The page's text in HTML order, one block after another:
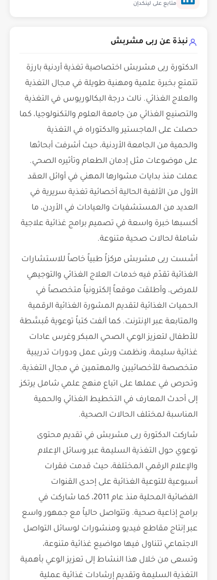
متابع على لينكدإن
نبذة عن ربى مشربش
الدكتورة ربى مشربش اختصاصية تغذية أردنية بارزة
تتمتع بخبرة علمية ومهنية طويلة في مجال التغذية
والعلاج الغذائي. نالت درجة البكالوريوس في التغذية
والتصنيع الغذائي من جامعة العلوم والتكنولوجيا، كما
حصلت على الماجستير والدكتوراه في التغذية
والحمية من الجامعة الأردنية، حيث أشرفت أبحاثها
على موضوعات مثل إدمان الطعام وتأثيره الصحي.
عملت منذ بدايات مشوارها المهني في أوائل العقد
الأول من الألفية الحالية أخصائية تغذية سريرية في
العديد من المستشفيات والعيادات في الأردن، ما
أكسبها خبرة واسعة في تصميم برامج غذائية علاجية
شاملة لحالات صحية متنوعة.
أسَّست ربى مشربش مركزاً طبياً خاصاً للاستشارات
الغذائية تقدّم فيه خدمات العلاج الغذائي والتوجيهي
للمرضى، وأطلقت موقعاً إلكترونياً متخصصاً في
الحميات الغذائية لتقديم المشورة الغذائية الرقمية
والمتابعة عبر الإنترنت. كما ألفت كتباً توعوية مُبسَّطة
للأطفال لتعزيز الوعي الصحي المبكر وغرس عادات
غذائية سليمة، ونظمت ورش عمل ودورات تدريبية
متخصصة للأخصائيين والمهتمين في مجال التغذية.
وتحرص في عملها على اتباع منهج علمي شامل يرتكز
إلى أحدث المعارف في التخطيط الغذائي والحمية
المناسبة لمختلف الحالات الصحية.
شاركت الدكتورة ربى مشربش في تقديم محتوى
توعوي حول التغذية السليمة عبر وسائل الإعلام
والإعلام الرقمي المختلفة، حيث قدمت فقرات
أسبوعية للتوعية الغذائية على إحدى القنوات
الفضائية المحلية منذ عام 2011، كما شاركت في
برامج إذاعية صحية. وتتواصل حالياً مع جمهور واسع
عبر إنتاج مقاطع فيديو ومنشورات لوسائل التواصل
الاجتماعي تتناول فيها مواضيع غذائية متنوعة،
وتسعى من خلال هذا النشاط إلى تعزيز الوعي بأهمية
التغذية السليمة وتقديم إرشادات غذائية عملية